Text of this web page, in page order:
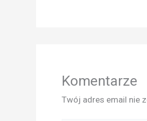
Komentarze
Twój adres email nie